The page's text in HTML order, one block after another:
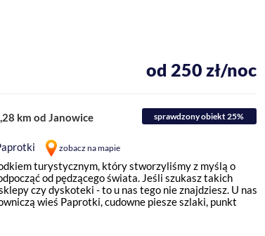
od 250 zł/noc
km od Janowice
sprawdzony obiekt 25%
zobacz na mapie
turystycznym, który stworzyliśmy z myślą o
od pędzącego świata. Jeśli szukasz takich
czy dyskoteki - to u nas tego nie znajdziesz. U nas
wieś Paprotki, cudowne piesze szlaki, punkt